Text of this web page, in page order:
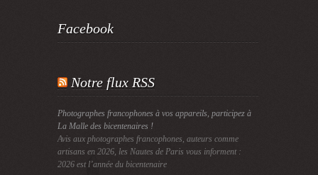
Facebook
Notre flux RSS
Photographes francophones à vos appareils, participez à
La Malle des bicentenaires !
Avis aux photographes francophones, auteurs comme
artisans en 2026, les Nautes de Paris vous informent :
2026 est l’année du bicentenaire